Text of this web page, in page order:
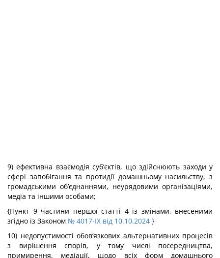
9) ефективна взаємодія суб’єктів, що здійснюють заходи у
сфері запобігання та протидії домашньому насильству, з
громадськими об’єднаннями, неурядовими організаціями,
медіа та іншими особами;
{Пункт 9 частини першої статті 4 із змінами, внесеними
згідно із Законом № 4017-IX від 10.10.2024 }
10) недопустимості обов’язкових альтернативних процесів
з вирішення спорів, у тому числі посередництва,
примирення, медіації, щодо всіх форм домашнього